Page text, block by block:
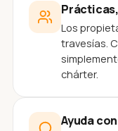
Los
travesías.
chárter.
Ayuda